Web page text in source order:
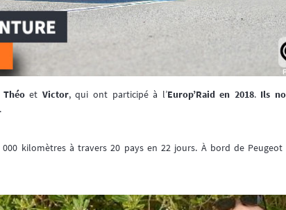
Théoet Victor, qui ont participé à l’Europ’Raid en 2018. Ils
000 kilomètres à travers 20 pays en 22 jours. À bord de Peugeot